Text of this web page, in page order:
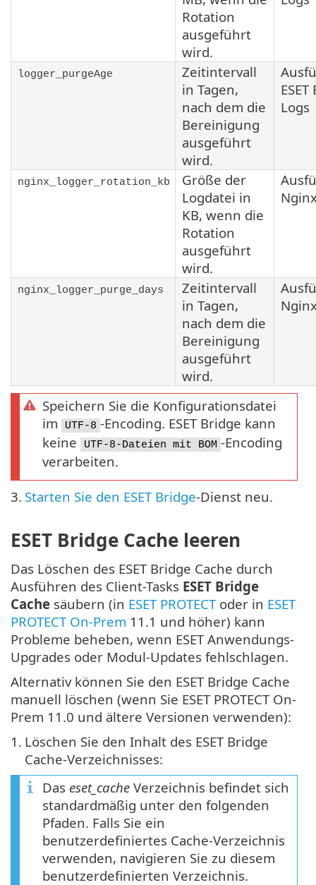
Rotation
ausgeführt
wird.
logger_purgeAge
Zeitintervall
in Tagen,
nach dem die
Bereinigung
ausgeführt
wird.
Logs
nginx_logger_rotation_kb
Größe der
Logdatei in
KB, wenn die
Rotation
ausgeführt
wird.
nginx_logger_purge_days
Zeitintervall
in Tagen,
nach dem die
Bereinigung
ausgeführt
wird.
Speichern Sie die Konfigurationsdatei
im
UTF-8 -Encoding. ESET Bridge kann
keine
UTF-8-Dateien mit BOM -Encoding
verarbeiten.
3. Starten Sie den ESET Bridge-Dienst neu.
ESET Bridge Cache leeren
Das Löschen des ESET Bridge Cache durch
Ausführen des Client-Tasks ESET Bridge
Cache säubern (in ESET PROTECToder in ESET
PROTECT On-Prem 11.1 und höher) kann
Probleme beheben, wenn ESET Anwendungs-
Upgrades oder Modul-Updates fehlschlagen.
Alternativ können Sie den ESET Bridge Cache
manuell löschen (wenn Sie ESET PROTECT On-
Prem 11.0 und ältere Versionen verwenden):
1. Löschen Sie den Inhalt des ESET Bridge
Cache-Verzeichnisses:
Das eset_cache Verzeichnis befindet sich
standardmäßig unter den folgenden
Pfaden. Falls Sie ein
benutzerdefiniertes Cache-Verzeichnis
verwenden, navigieren Sie zu diesem
benutzerdefinierten Verzeichnis.